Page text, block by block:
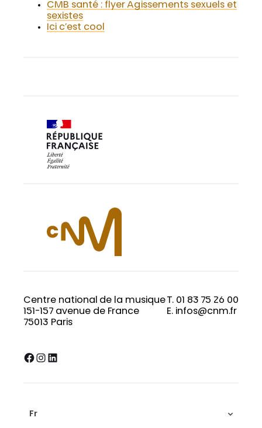
CMB santé : flyer Agissements sexuels et
sexistes
Ici c’est cool
Centre national de la musique
151-157 avenue de France
75013 Paris
T. 01 83 75 26 00
E. infos@cnm.fr
Facebook InstagramLinkedIn
Fr